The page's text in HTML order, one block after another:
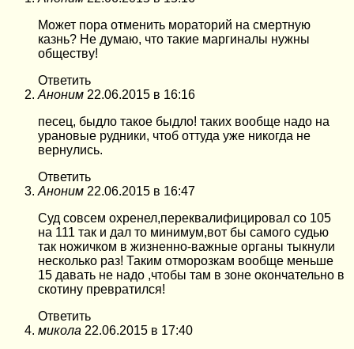
Может пора отменить мораторий на смертную
казнь? Не думаю, что такие маргиналы нужны
обществу!
Ответить
Аноним 22.06.2015 в 16:16
песец, быдло такое быдло! таких вообще надо на
урановые рудники, чтоб оттуда уже никогда не
вернулись.
Ответить
Аноним 22.06.2015 в 16:47
Суд совсем охренел,переквалифицировал со 105
на 111 так и дал то минимум,вот бы самого судью
так ножичком в жизненно-важные органы тыкнули
несколько раз! Таким отморозкам вообще меньше
15 давать не надо ,чтобы там в зоне окончательно в
скотину превратился!
Ответить
микола 22.06.2015 в 17:40